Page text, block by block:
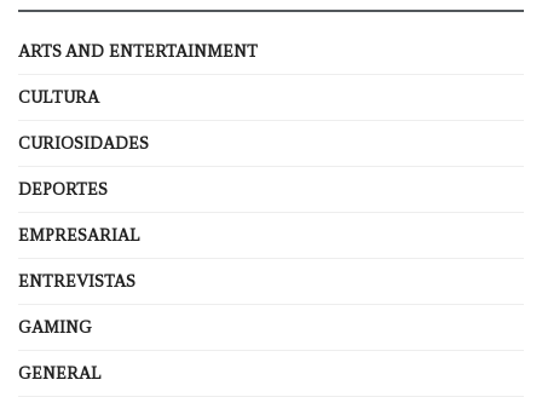
ARTS AND ENTERTAINMENT
CULTURA
CURIOSIDADES
DEPORTES
EMPRESARIAL
ENTREVISTAS
GAMING
GENERAL